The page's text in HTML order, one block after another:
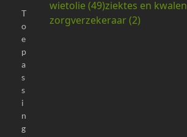
wietolie (49)ziektes en kwalen
zorgverzekeraar(2)
T
o
e
p
a
s
s
i
n
g